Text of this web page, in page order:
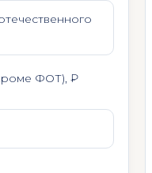
ФОТ), ₽